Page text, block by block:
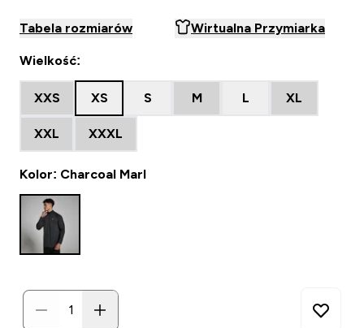
Tabela rozmiarów Wirtualna Przymiarka
Wielkość:
XXS XS S M L XL
XXL XXXL
Kolor: Charcoal Marl